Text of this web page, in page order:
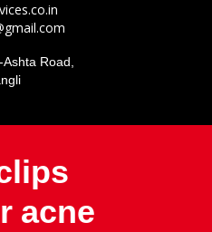
Road,
acne